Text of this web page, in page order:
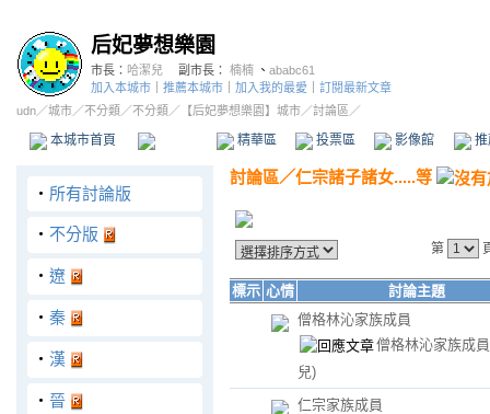
后妃夢想樂園
市長： 哈潔兒 副市長： 楠楠 、 ababc61
加入本城市
推薦本城市 加入我的最愛
訂閱最新文章
udn／城市／不分類 ／不分類 ／ 【后妃夢想樂園】城市／討論區／
本城市首頁 精華區 投票區 影像館
‧ 所有討論版
‧ 不分版
‧ 遼
‧ 秦
‧ 漢
‧ 晉
討論區／仁宗諸子諸女.....等
第
標示 心情
討論主題
僧格林沁家族成員
僧格林沁家族成
兒)
仁宗家族成員